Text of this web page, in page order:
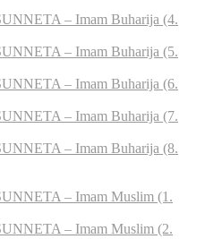
– Imam Buharija (4.
– Imam Buharija (5.
– Imam Buharija (6.
– Imam Buharija (7.
– Imam Buharija (8.
– Imam Muslim (1.
– Imam Muslim (2.